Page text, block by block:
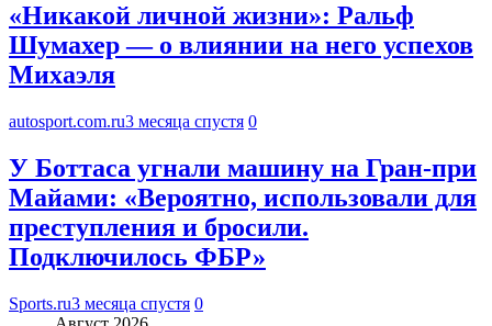
«Никакой личной жизни»: Ральф
Шумахер — о влиянии на него успехов
Михаэля
autosport.com.ru3 месяца спустя 0
У Боттаса угнали машину на Гран-при
Майами: «Вероятно, использовали для
преступления и бросили.
Подключилось ФБР»
Sports.ru3 месяца спустя 0